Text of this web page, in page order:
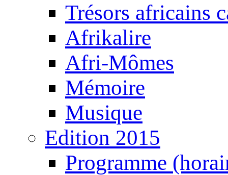
Trésors africains
Afrikalire
Afri-Mômes
Mémoire
Musique
Edition 2015
Programme